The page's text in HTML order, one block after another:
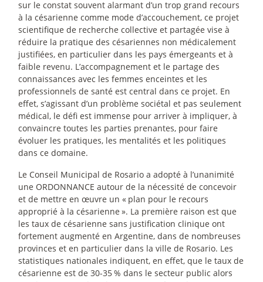
sur le constat souvent alarmant d’un trop grand recours
à la césarienne comme mode d’accouchement, ce projet
scientifique de recherche collective et partagée vise à
réduire la pratique des césariennes non médicalement
justifiées, en particulier dans les pays émergeants et à
faible revenu. L’accompagnement et le partage des
connaissances avec les femmes enceintes et les
professionnels de santé est central dans ce projet. En
effet, s’agissant d’un problème sociétal et pas seulement
médical, le défi est immense pour arriver à impliquer, à
convaincre toutes les parties prenantes, pour faire
évoluer les pratiques, les mentalités et les politiques
dans ce domaine.
Le Conseil Municipal de Rosario a adopté à l’unanimité
une ORDONNANCE autour de la nécessité de concevoir
et de mettre en œuvre un « plan pour le recours
approprié à la césarienne ». La première raison est que
les taux de césarienne sans justification clinique ont
fortement augmenté en Argentine, dans de nombreuses
provinces et en particulier dans la ville de Rosario. Les
statistiques nationales indiquent, en effet, que le taux de
césarienne est de 30-35% dans le secteur public alors